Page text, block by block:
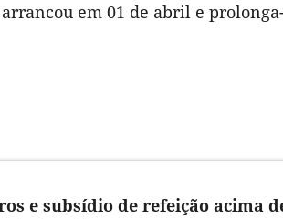
em 01 de abril e
e subsídio de refeição acima